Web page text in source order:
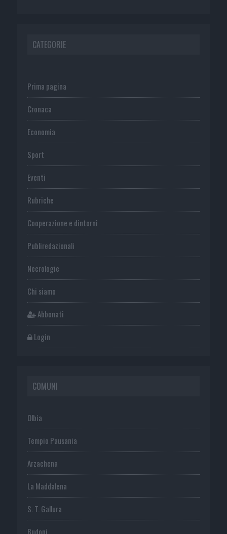
CATEGORIE
Prima pagina
Cronaca
Economia
Sport
Eventi
Rubriche
Cooperazione e dintorni
Publiredazionali
Necrologie
Chi siamo
Abbonati
Login
COMUNI
Olbia
Tempio Pausania
Arzachena
La Maddalena
S. T. Gallura
Budoni